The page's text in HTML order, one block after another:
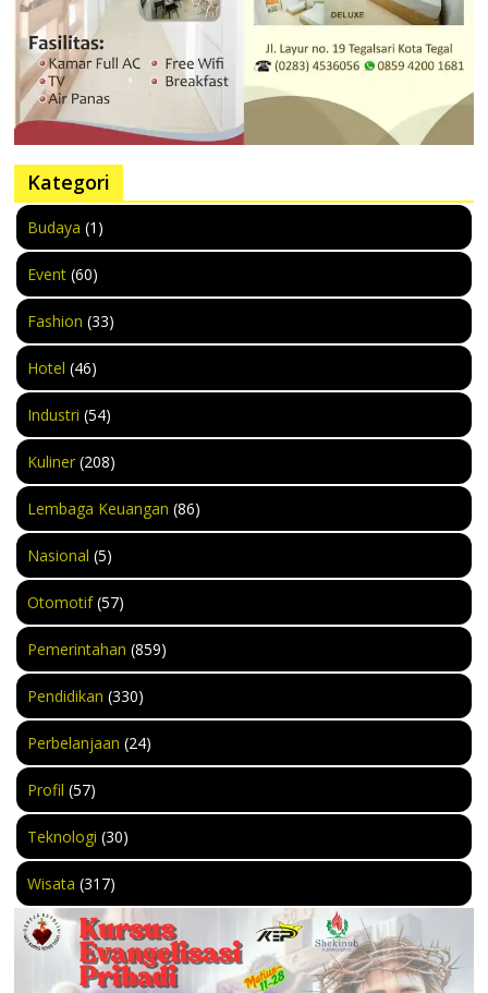
Kategori
Budaya (1)
Event (60)
Fashion (33)
Hotel (46)
Industri (54)
Kuliner (208)
Lembaga Keuangan (86)
Nasional (5)
Otomotif(57)
Pemerintahan (859)
Pendidikan (330)
Perbelanjaan (24)
Profil (57)
Teknologi (30)
Wisata (317)